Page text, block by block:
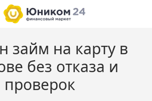
займ на карту в
без отказа и
проверок